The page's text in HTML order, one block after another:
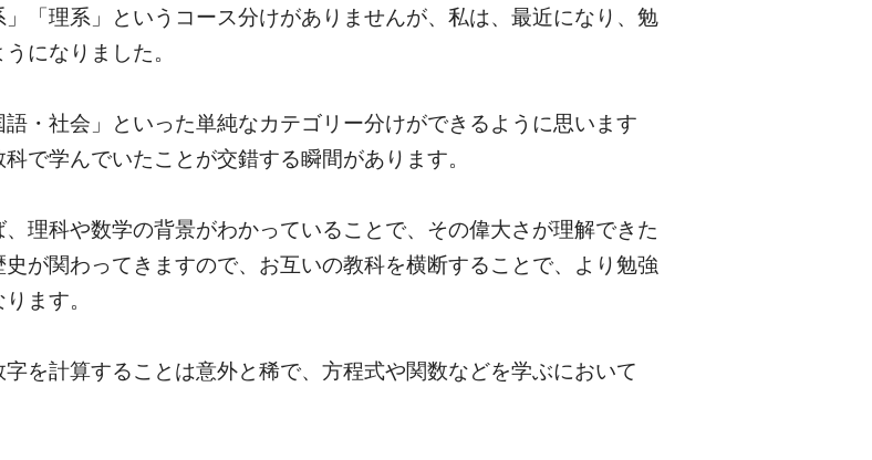
「理系」というコース分けがありませんが、私は、最近になり、勉
になりました。
・社会」といった単純なカテゴリー分けができるように思います
で学んでいたことが交錯する瞬間があります。
理科や数学の背景がわかっていることで、その偉大さが理解できた
が関わってきますので、お互いの教科を横断することで、より勉強
ます。
を計算することは意外と稀で、方程式や関数などを学ぶにおいて